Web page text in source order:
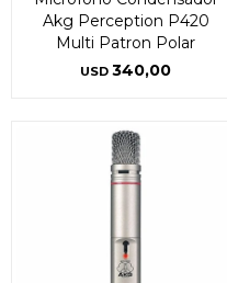
Akg Perception P420
Multi Patron Polar
USD 340,00